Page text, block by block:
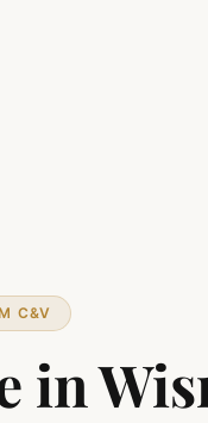
C&V
in